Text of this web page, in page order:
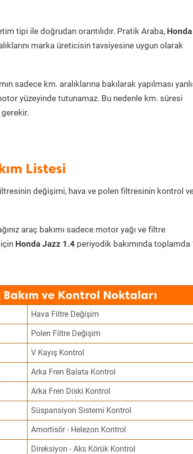
tipi ile doğrudan orantılıdır. Pratik Araba, Honda
marka üreticisin tavsiyesine uygun olarak
sadece km. aralıklarına bakılarak yapılması
yüzeyinde tutunamaz. Bu nedenle km. süresi
Listesi
değişimi, hava ve polen filtresinin kontrol
araç bakımı sadece motor yağı ve filtre
Honda Jazz 1.4 periyodik bakımında toplamda
ve Kontrol Noktaları
Hava Filtre Değişim
Polen Filtre Değişim
V Kayış Kontrol
Arka Fren Balata Kontrol
Arka Fren Diski Kontrol
Süspansiyon Sistemi Kontrol
Amortisör - Helezon Kontrol
Direksiyon - Aks Körük Kontrol